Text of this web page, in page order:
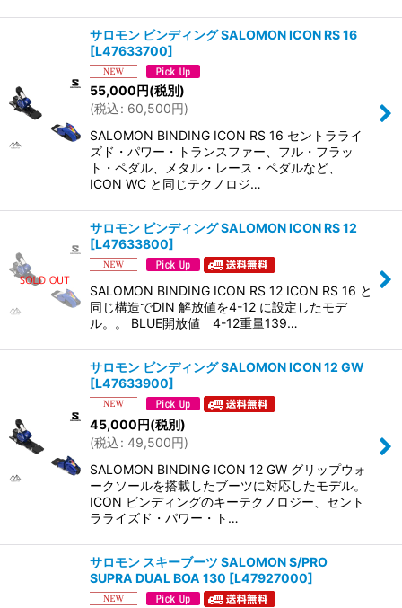
サロモン ビンディング SALOMON ICON RS 16
[L47633700]
55,000円(税別)
(税込: 60,500円)
SALOMON BINDING ICON RS 16 セントラライ
ズド・パワー・トランスファー、フル・フラッ
ト・ペダル、メタル・レース・ペダルなど、
ICON WC と同じテクノロジ…
サロモン ビンディング SALOMON ICON RS 12
[L47633800]
SALOMON BINDING ICON RS 12 ICON RS 16 と
同じ構造でDIN 解放値を4-12 に設定したモデ
ル。。 BLUE開放値 4-12重量139…
サロモン ビンディング SALOMON ICON 12 GW
[L47633900]
45,000円(税別)
(税込: 49,500円)
SALOMON BINDING ICON 12 GW グリップウォ
ークソールを搭載したブーツに対応したモデル。
ICON ビンディングのキーテクノロジー、セント
ラライズド・パワー・ト…
サロモン スキーブーツ SALOMON S/PRO
SUPRA DUAL BOA 130 [L47927000]